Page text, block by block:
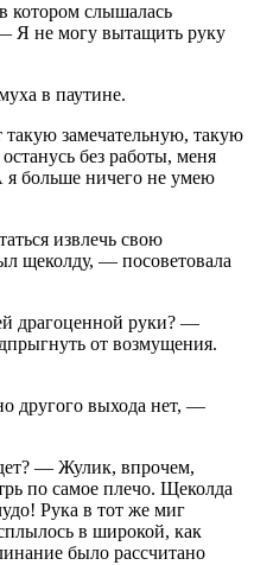
котором слышалась
Я не могу вытащить руку
в паутине.
замечательную, такую
без работы, меня
я больше ничего не умею
извлечь свою
щеколду, — посоветовала
драгоценной руки? —
от возмущения.
другого выхода нет, —
— Жулик, впрочем,
по самое плечо. Щеколда
Рука в тот же миг
в широкой, как
было рассчитано